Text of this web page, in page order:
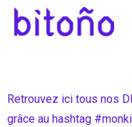
Retrouvez ici tous nos
grâce au hashtag